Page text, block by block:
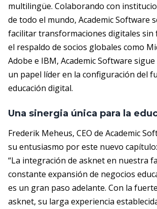
multilingüe. Colaborando con
de todo el mundo, Academic Software
facilitar transformaciones digitales sin
el respaldo de socios globales como
Adobe e IBM, Academic Software
un papel líder en la configuración del
educación digital.
Una sinergia única para la
Frederik Meheus, CEO de Academic
su entusiasmo por este nuevo capítulo:
“La integración de asknet en nuestra
constante expansión de negocios
es un gran paso adelante. Con la
asknet, su larga experiencia